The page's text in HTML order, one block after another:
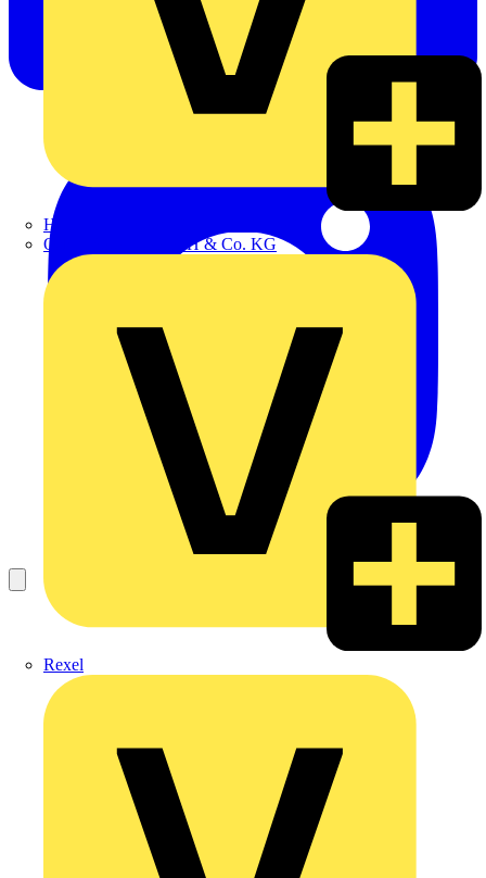
Hillmann & Ploog GmbH & Co. KG
Oskar Böttcher GmbH & Co. KG
Rexel